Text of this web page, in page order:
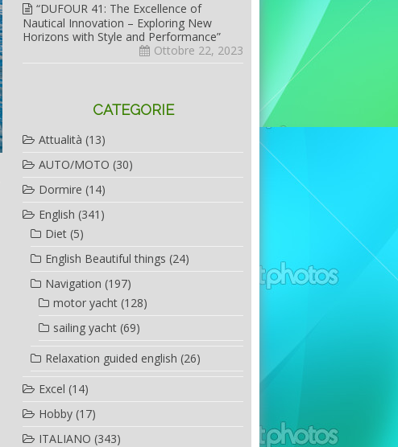
“DUFOUR 41: The Excellence of
Nautical Innovation – Exploring New
Horizons with Style and Performance”
Ottobre 22, 2023
CATEGORIE
Attualità (13)
AUTO/MOTO (30)
Dormire (14)
English (341)
Diet (5)
English Beautiful things (24)
Navigation (197)
motor yacht (128)
sailing yacht (69)
Relaxation guided english (26)
Excel (14)
Hobby (17)
ITALIANO (343)